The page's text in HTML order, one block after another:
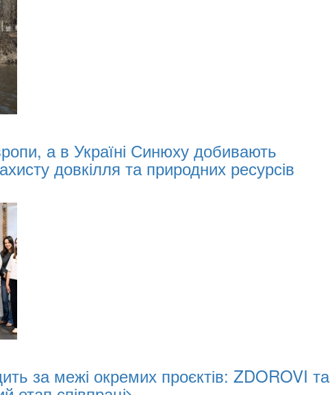
а в Україні Синюху добивають
довкілля та природних ресурсів
за межі окремих проєктів: ZDOROVI та